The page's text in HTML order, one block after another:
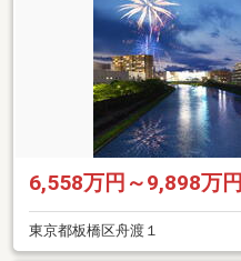
6,558万円～9,898万円
東京都板橋区舟渡１